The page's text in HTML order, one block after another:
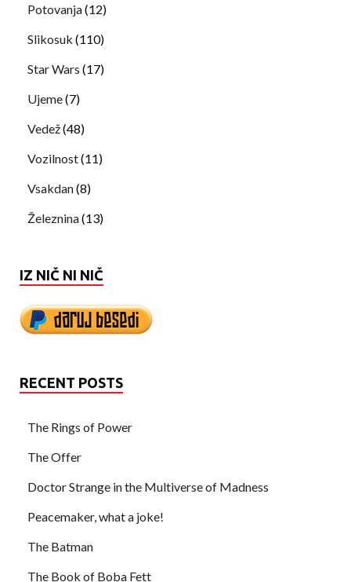
Potovanja(12)
Slikosuk (110)
Star Wars (17)
Ujeme(7)
Vedež(48)
Vozilnost(11)
Vsakdan(8)
Železnina(13)
IZ NIČ NI NIČ
RECENT POSTS
The Rings of Power
The Offer
Doctor Strange in the Multiverse of Madness
Peacemaker, what a joke!
The Batman
The Book of Boba Fett